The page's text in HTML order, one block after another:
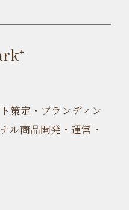
策定・ブランディン
ル商品開発・運営・